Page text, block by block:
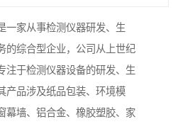
一家从事检测仪器研发、生
的综合型企业，公司从上世纪
注于检测仪器设备的研发、生
产品涉及纸品包装、环境模
幕墙、铝合金、橡胶塑胶、家